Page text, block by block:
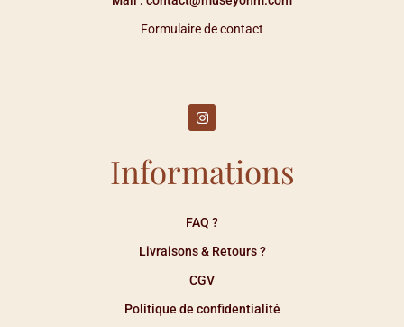
Formulaire de contact
Informations
FAQ ?
Livraisons & Retours ?
CGV
Politique de confidentialité